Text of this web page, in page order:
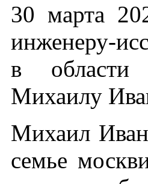
30 марта
инженеру-
в области
Михаилу
Михаил
семье